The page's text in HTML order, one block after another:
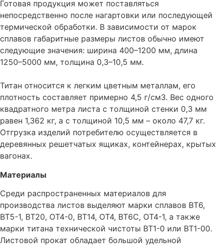
Готовая продукция может поставляться
непосредственно после нагартовки или последующей
термической обработки. В зависимости от марок
сплавов габаритные размеры листов обычно имеют
следующие значения: ширина 400–1200 мм, длина
1250–5000 мм, толщина 0,3–10,5 мм.
Титан относится к легким цветным металлам, его
плотность составляет примерно 4,5 г/см3. Вес одного
квадратного метра листа с толщиной стенки 0,3 мм
равен 1,362 кг, а с толщиной 10,5 мм – около 47,7 кг.
Отгрузка изделий потребителю осуществляется в
деревянных решетчатых ящиках, контейнерах, крытых
вагонах.
Материалы
Среди распространенных материалов для
производства листов выделяют марки сплавов ВТ6,
ВТ5-1, ВТ20, ОТ4-0, ВТ14, ОТ4, ВТ6С, ОТ4-1, а также
марки титана технической чистоты ВТ1-0 или ВТ1-00.
Листовой прокат обладает большой удельной